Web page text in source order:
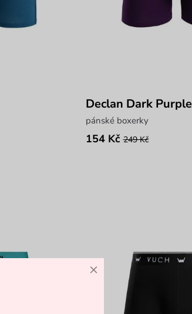
Declan Dark Purple
pánské boxerky
154 Kč 249 Kč
×